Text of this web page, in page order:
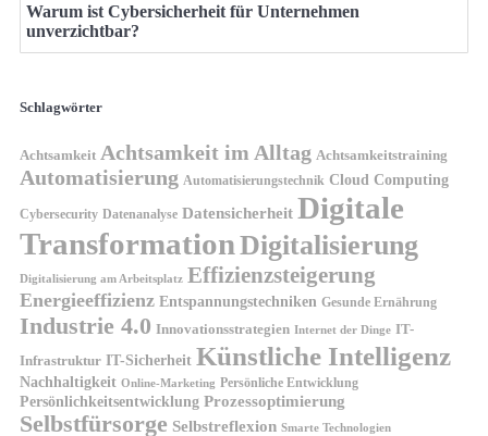
Warum ist Cybersicherheit für Unternehmen
unverzichtbar?
Schlagwörter
Achtsamkeit Achtsamkeit im Alltag Achtsamkeitstraining
Automatisierung Automatisierungstechnik Cloud Computing
Cybersecurity Datenanalyse Datensicherheit Digitale
TransformationDigitalisierung
Digitalisierung am Arbeitsplatz Effizienzsteigerung
Energieeffizienz Entspannungstechniken Gesunde Ernährung
Industrie 4.0 Innovationsstrategien Internet der Dinge IT-
Infrastruktur IT-Sicherheit Künstliche Intelligenz
Nachhaltigkeit Online-Marketing Persönliche Entwicklung
Persönlichkeitsentwicklung Prozessoptimierung
Selbstfürsorge Selbstreflexion Smarte Technologien